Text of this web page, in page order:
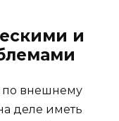
и
по внешнему
деле иметь